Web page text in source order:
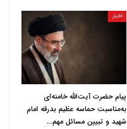
اخبار
پیام حضرت آیت‌الله خامنه‌ای
به‌مناسبت حماسه عظیم بدرقه امام
شهید و تبیین مسائل مهم…